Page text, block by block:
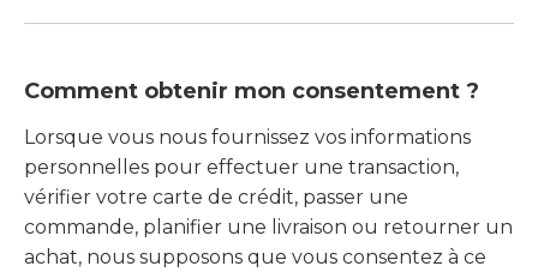
Comment obtenir mon consentement ?
Lorsque vous nous fournissez vos informations
personnelles pour effectuer une transaction,
vérifier votre carte de crédit, passer une
commande, planifier une livraison ou retourner un
achat, nous supposons que vous consentez à ce